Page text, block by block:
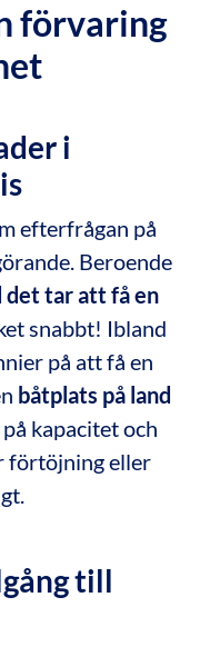
förvaring
i
efterfrågan på
Beroende
det tar att få en
snabbt! Ibland
på att få en
båtplats på land
kapacitet och
förtöjning eller
till